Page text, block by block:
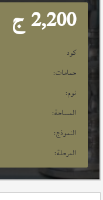
2,200 ج
كود
حمامات:
نوم:
المساحة:
النموذج:
المرحلة: